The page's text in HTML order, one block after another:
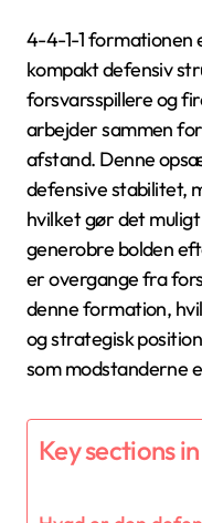
4-4-1-1 formationen
kompakt defensiv
forsvarsspillere og
arbejder sammen
afstand. Denne
defensive stabilitet,
hvilket gør det
generobre bolden
er overgange fra
denne formation,
og strategisk
som modstanderne
Key sections